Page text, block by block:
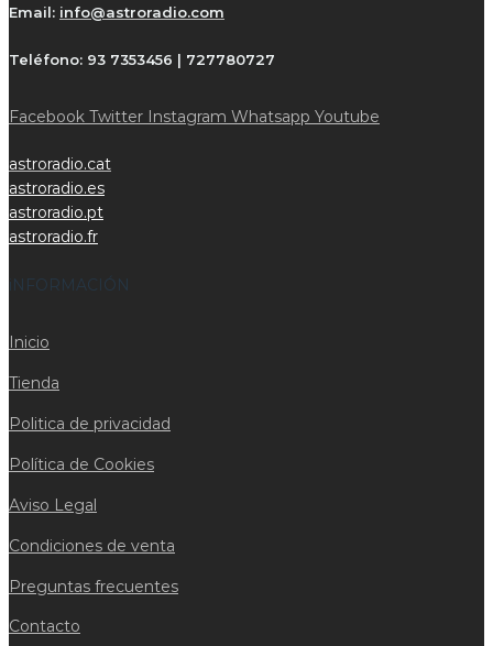
Email: info@astroradio.com
Teléfono: 93 7353456 | 727780727
Facebook Twitter Instagram Whatsapp Youtube
astroradio.cat
astroradio.es
astroradio.pt
astroradio.fr
iNFORMACIÓN
Inicio
Tienda
Politica de privacidad
Política de Cookies
Aviso Legal
Condiciones de venta
Preguntas frecuentes
Contacto